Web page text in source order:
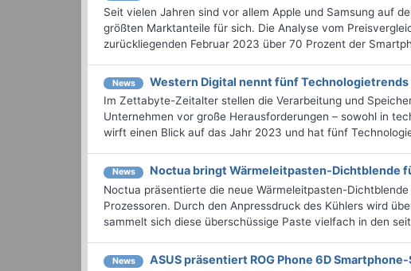
Seit vielen Jahren sind vor allem Apple und Samsung auf
größten Marktanteile für sich. Die Analyse vom
zurückliegenden Februar 2023 über 70 Prozent der
News Western Digital nennt fünf
Im Zettabyte-Zeitalter stellen die Verarbeitung und
Unternehmen vor große Herausforderungen – sowohl in
wirft einen Blick auf das Jahr 2023 und hat fünf
News Noctua bringt Wärmeleitpasten-Dichtblende
Noctua präsentierte die neue Wärmeleitpasten-
Prozessoren. Durch den Anpressdruck des Kühlers wird
sammelt sich diese überschüssige Paste vielfach in den
News ASUS präsentiert ROG Phone 6D